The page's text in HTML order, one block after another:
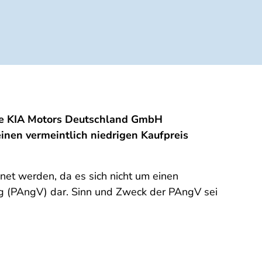
Motors Deutschland GmbH
vermeintlich niedrigen Kaufpreis
werden, da es sich nicht um einen
dar. Sinn und Zweck der PAngV sei